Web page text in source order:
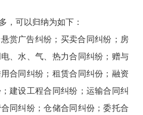
，可以归纳为如下：
赏广告纠纷；买卖合同纠纷；房
、水、气、热力合同纠纷；赠与
合同纠纷；租赁合同纠份；融资
建设工程合同纠纷；运输合同纠
同纠纷；仓储合同纠份；委托合